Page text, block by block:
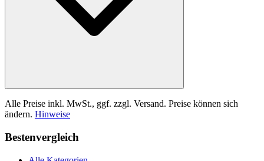
Alle Preise inkl. MwSt., ggf. zzgl. Versand. Preise können sich
ändern. Hinweise
Bestenvergleich